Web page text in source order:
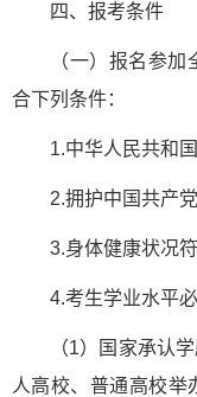
四、报考条件
（一）报名参
合下列条件：
1.中华人民共和国
2.拥护中国共产
3.身体健康状况
4.考生学业水平
（1）国家承认
人高校、普通高校举